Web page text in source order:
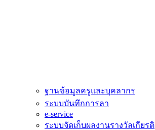
ฐานข้อมูลครูและบุคลากร
ระบบบันทึกการลา
e-service
ระบบจัดเก็บผลงานรางวัลเกียรติ